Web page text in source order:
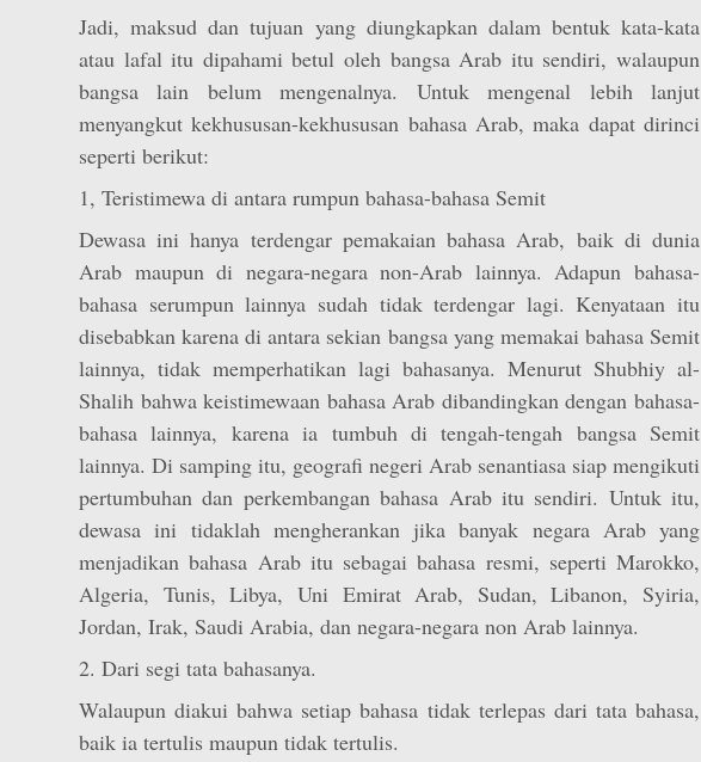
Jadi, maksud dan tujuan yang diungkapkan dalam bentuk kata-kata
atau lafal itu dipahami betul oleh bangsa Arab itu sendiri, walaupun
bangsa lain belum mengenalnya. Untuk mengenal lebih lanjut
menyangkut kekhususan-kekhususan bahasa Arab, maka dapat dirinci
seperti berikut:
1, Teristimewa di antara rumpun bahasa-bahasa Semit
Dewasa ini hanya terdengar pemakaian bahasa Arab, baik di dunia
Arab maupun di negara-negara non-Arab lainnya. Adapun bahasa-
bahasa serumpun lainnya sudah tidak terdengar lagi. Kenyataan itu
disebabkan karena di antara sekian bangsa yang memakai bahasa Semit
lainnya, tidak memperhatikan lagi bahasanya. Menurut Shubhiy al-
Shalih bahwa keistimewaan bahasa Arab dibandingkan dengan bahasa-
bahasa lainnya, karena ia tumbuh di tengah-tengah bangsa Semit
lainnya. Di samping itu, geografi negeri Arab senantiasa siap mengikuti
pertumbuhan dan perkembangan bahasa Arab itu sendiri. Untuk itu,
dewasa ini tidaklah mengherankan jika banyak negara Arab yang
menjadikan bahasa Arab itu sebagai bahasa resmi, seperti Marokko,
Algeria, Tunis, Libya, Uni Emirat Arab, Sudan, Libanon, Syiria,
Jordan, Irak, Saudi Arabia, dan negara-negara non Arab lainnya.
2. Dari segi tata bahasanya.
Walaupun diakui bahwa setiap bahasa tidak terlepas dari tata bahasa,
baik ia tertulis maupun tidak tertulis.